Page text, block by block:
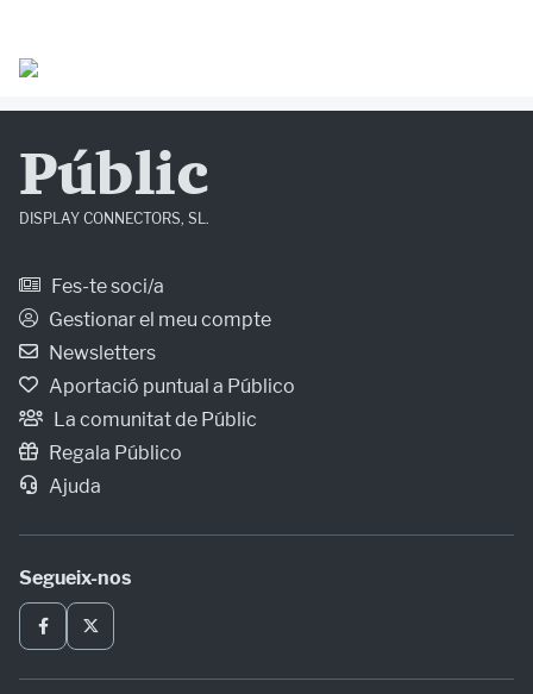
Públic
DISPLAY CONNECTORS, SL.
Fes-te soci/a
Gestionar el meu compte
Newsletters
Aportació puntual a Público
La comunitat de Públic
Regala Público
Ajuda
Segueix-nos